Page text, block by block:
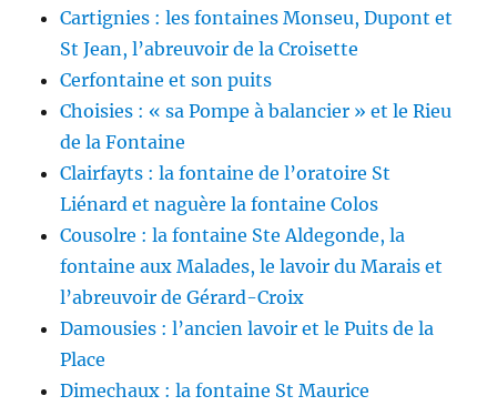
Cartignies : les fontaines Monseu, Dupont et
St Jean, l’abreuvoir de la Croisette
Cerfontaine et son puits
Choisies : « sa Pompe à balancier » et le Rieu
de la Fontaine
Clairfayts : la fontaine de l’oratoire St
Liénard et naguère la fontaine Colos
Cousolre : la fontaine Ste Aldegonde, la
fontaine aux Malades, le lavoir du Marais et
l’abreuvoir de Gérard-Croix
Damousies : l’ancien lavoir et le Puits de la
Place
Dimechaux : la fontaine St Maurice